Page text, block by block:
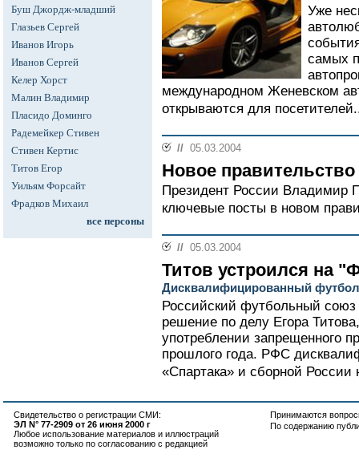
Буш Джордж-младший
Глазьев Сергей
Иванов Игорь
Иванов Сергей
Келер Хорст
Малин Владимир
Пласидо Доминго
Радемейкер Стивен
Стивен Кертис
Титов Егор
Уильям Форсайт
Фрадков Михаил
все персоны
Уже
самых
международном Женевском
открываются для
// 05.03.2004
Новое
Президент России Владимир
ключевые посты в новом
// 05.03.2004
Титов устроился на
Дисквалифицированный
Российский футбольный
решение по делу Егора
употреблении запрещенного
прошлого года. РФС
«Спартака» и сборной
Свидетельство о регистрации СМИ:
ЭЛ N° 77-2909 от 26 июня 2000 г
Любое использование материалов и иллюстраций
возможно только по согласованию с редакцией
Принимаются
По содержанию